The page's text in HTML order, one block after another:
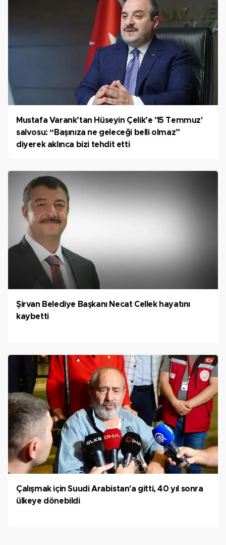
Mustafa Varank’tan Hüseyin Çelik’e '15 Temmuz'
salvosu: “Başınıza ne geleceği belli olmaz”
diyerek aklınca bizi tehdit etti
Şirvan Belediye Başkanı Necat Cellek hayatını
kaybetti
Çalışmak için Suudi Arabistan'a gitti, 40 yıl sonra
ülkeye dönebildi